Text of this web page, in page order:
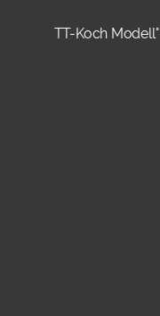
TT-Koch Modell°